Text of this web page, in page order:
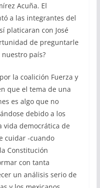
Acuña. El
a las integrantes del
platicaran con José
de preguntarle
país?
la coalición Fuerza y
que el tema de una
es algo que no
debido a los
vida democrática de
cuidar -cuando
Constitución
con tanta
un análisis serio de